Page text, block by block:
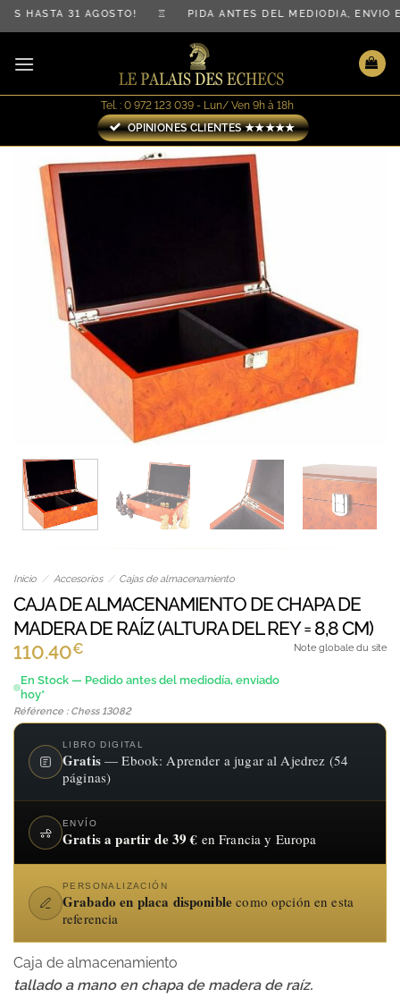
Saltar
al
contenido
HASTA 31 AGOSTO! ♖ PIDA ANTES DEL MEDIODÍA,
Tel. : 0 972 123 039 - Lun/ Ven 9h à 18h
OPINIONES CLIENTES ★★★★★
Inicio / Accesorios / Cajas de almacenamiento
CAJA DE ALMACENAMIENTO DE CHAPA DE
MADERA DE RAÍZ (ALTURA DEL REY = 8,8 CM)
110.40€
En Stock — Pedido antes del mediodía, enviado
hoy*
Référence : Chess 13082
Note globale du site
LIBRO DIGITAL
Gratis— Ebook: Aprender a jugar al Ajedrez (54
páginas)
ENVÍO
Gratis a partir de 39 € en Francia y Europa
PERSONALIZACIÓN
Grabado en placa disponible como opción en esta
referencia
Caja de almacenamiento
tallado a mano en chapa de madera de raíz.